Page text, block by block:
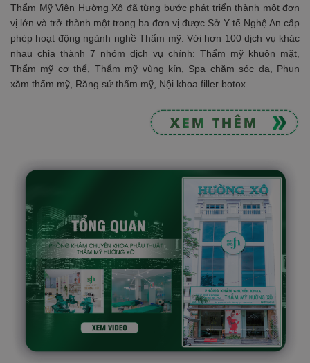
Thẩm Mỹ Viện Hường Xô đã từng bước phát triển thành một đơn
vị lớn và trở thành một trong ba đơn vị được Sở Y tế Nghệ An cấp
phép hoạt động ngành nghề Thẩm mỹ. Với hơn 100 dịch vụ khác
nhau chia thành 7 nhóm dịch vụ chính: Thẩm mỹ khuôn mặt,
Thẩm mỹ cơ thể, Thẩm mỹ vùng kín, Spa chăm sóc da, Phun
xăm thẩm mỹ, Răng sứ thẩm mỹ, Nội khoa filler botox..
XEM THÊM